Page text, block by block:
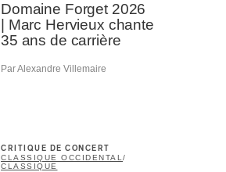
Domaine Forget 2026
| Marc Hervieux chante
35 ans de carrière
Par Alexandre Villemaire
CRITIQUE DE CONCERT
CLASSIQUE OCCIDENTAL/
CLASSIQUE